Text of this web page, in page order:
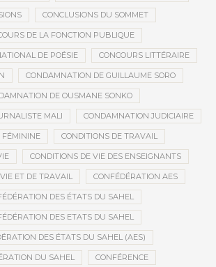
CONCLUSIONS DU SOMMET
DE LA FONCTION PUBLIQUE
DE POÉSIE CONCOURS LITTÉRAIRE
CONDAMNATION DE GUILLAUME SORO
DE OUSMANE SONKO
MALI CONDAMNATION JUDICIAIRE
FÉMININE CONDITIONS DE TRAVAIL
CONDITIONS DE VIE DES ENSEIGNANTS
ET DE TRAVAIL CONFÉDÉRATION AES
DES ÉTATS DU SAHEL
DES ETATS DU SAHEL
DES ÉTATS DU SAHEL (AES)
DU SAHEL CONFÉRENCE